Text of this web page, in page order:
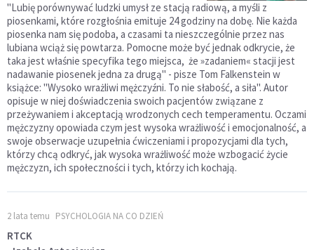
"Lubię porównywać ludzki umysł ze stacją radiową, a myśli z
piosenkami, które rozgłośnia emituje 24 godziny na dobę. Nie każda
piosenka nam się podoba, a czasami ta nieszczególnie przez nas
lubiana wciąż się powtarza. Pomocne może być jednak odkrycie, że
taka jest właśnie specyfika tego miejsca, że »zadaniem« stacji jest
nadawanie piosenek jedna za drugą" - pisze Tom Falkenstein w
książce: "Wysoko wrażliwi mężczyźni. To nie słabość, a siła". Autor
opisuje w niej doświadczenia swoich pacjentów związane z
przeżywaniem i akceptacją wrodzonych cech temperamentu. Oczami
mężczyzny opowiada czym jest wysoka wrażliwość i emocjonalność, a
swoje obserwacje uzupełnia ćwiczeniami i propozycjami dla tych,
którzy chcą odkryć, jak wysoka wrażliwość może wzbogacić życie
mężczyzn, ich społeczności i tych, którzy ich kochają.
2 lata temu PSYCHOLOGIA NA CO DZIEŃ
RTCK